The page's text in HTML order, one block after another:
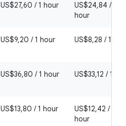
US$27,60 / 1 hour
US$24,84 / 1
hour
US$9,20 / 1 hour US$8,28 / 1
US$36,80 / 1 hour US$33,12 / 1
US$13,80 / 1 hour
US$12,42 / 1
hour